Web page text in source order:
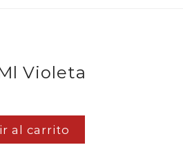
Violeta
al carrito